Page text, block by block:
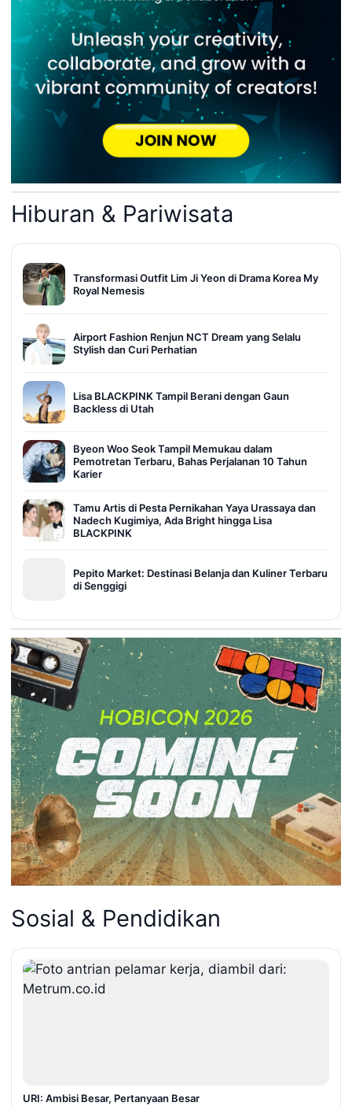
Hiburan & Pariwisata
Transformasi Outfit Lim Ji Yeon di Drama Korea My
Royal Nemesis
Airport Fashion Renjun NCT Dream yang Selalu
Stylish dan Curi Perhatian
Lisa BLACKPINK Tampil Berani dengan Gaun
Backless di Utah
Byeon Woo Seok Tampil Memukau dalam
Pemotretan Terbaru, Bahas Perjalanan 10 Tahun
Karier
Tamu Artis di Pesta Pernikahan Yaya Urassaya dan
Nadech Kugimiya, Ada Bright hingga Lisa
BLACKPINK
Pepito Market: Destinasi Belanja dan Kuliner Terbaru
di Senggigi
Sosial & Pendidikan
URI: Ambisi Besar, Pertanyaan Besar